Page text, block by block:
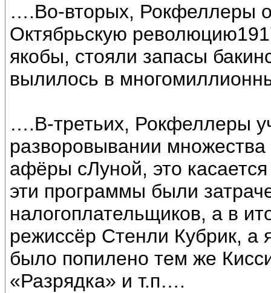
….Во-вторых, Рокфеллеры
Октябрьскую
якобы, стояли запасы
вылилось в
….В-третьих, Рокфеллеры
разворовывании множества
афёры сЛуной, это
эти программы были
налогоплательщиков, а в
режиссёр Стенли Кубрик,
было попилено тем же
«Разрядка» и т.п….